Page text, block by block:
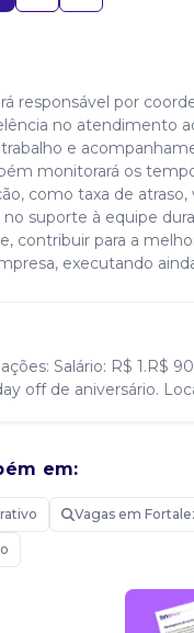
responsável por
no atendimento
e
monitorará os
como taxa de
suporte à equipe
contribuir para a
executando
Salário: R$ 1.R$
off de aniversário.
(superior será
de delivery,
em:
Vagas em